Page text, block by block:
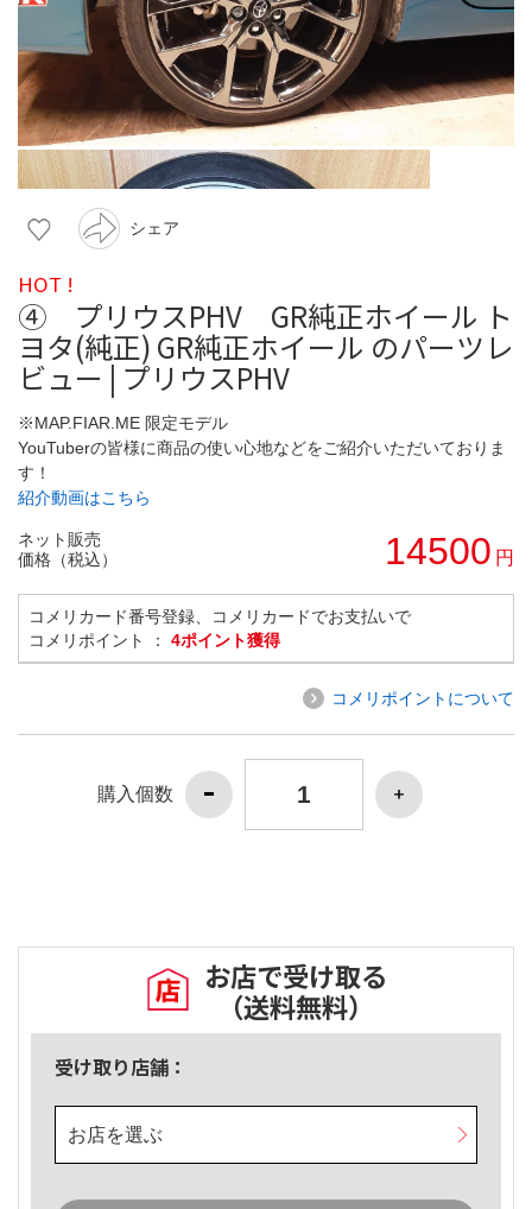
シェア
HOT !
④ プリウスPHV GR純正ホイール ト
ヨタ(純正) GR純正ホイール のパーツレ
ビュー | プリウスPHV
※MAP.FIAR.ME 限定モデル
YouTuberの皆様に商品の使い心地などをご紹介いただいておりま
す！
紹介動画はこちら
ネット販売
価格（税込）
14500 円
コメリカード番号登録、コメリカードでお支払いで
コメリポイント ： 4ポイント獲得
コメリポイントについて
購入個数
お店で受け取る
（送料無料）
受け取り店舗：
お店を選ぶ